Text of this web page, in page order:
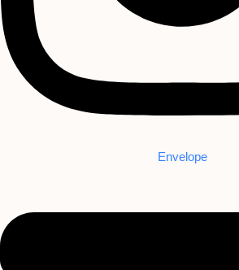
Envelope